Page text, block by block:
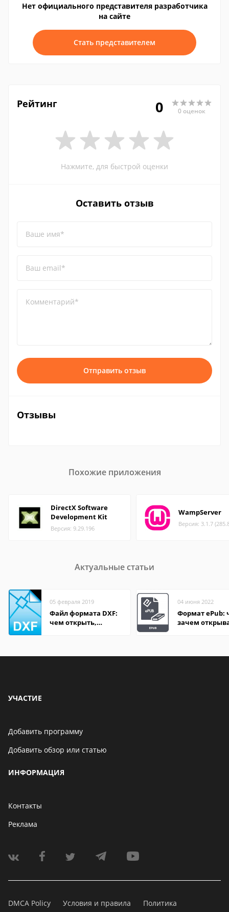
Нет официального представителя разработчика
на сайте
Стать представителем
Рейтинг 0 0 оценок
Нажмите, для быстрой оценки
Оставить отзыв
Ваше имя*
Ваш email*
Комментарий*
Отправить отзыв
Отзывы
Похожие приложения
DirectX Software
Development Kit
Версия: 9.29.196
WampServer
Версия: 3.1.7
Актуальные статьи
05 февраля 2019
Файл формата DXF:
чем открыть,
04 июня 2022
Формат ePub:
зачем
УЧАСТИЕ
Добавить программу
Добавить обзор или статью
ИНФОРМАЦИЯ
Контакты
Реклама
DMCA Policy Условия и правила
Политика